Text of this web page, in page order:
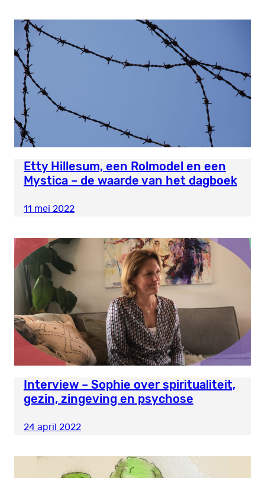
Etty Hillesum, een Rolmodel en een
Mystica – de waarde van het dagboek
11 mei 2022
Interview – Sophie over spiritualiteit,
gezin, zingeving en psychose
24 april 2022